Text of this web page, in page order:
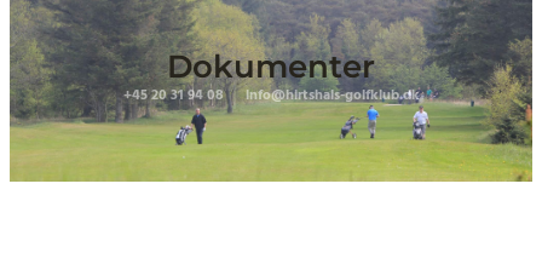
Dokumenter
+45 20 31 94 08 info@hirtshals-golfklub.dk